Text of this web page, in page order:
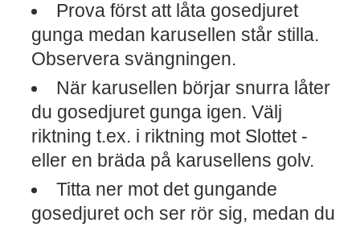
Prova först att låta gosedjuret
gunga medan karusellen står stilla.
Observera svängningen.
När karusellen börjar snurra låter
du gosedjuret gunga igen. Välj
riktning t.ex. i riktning mot Slottet -
eller en bräda på karusellens golv.
Titta ner mot det gungande
gosedjuret och ser rör sig, medan du